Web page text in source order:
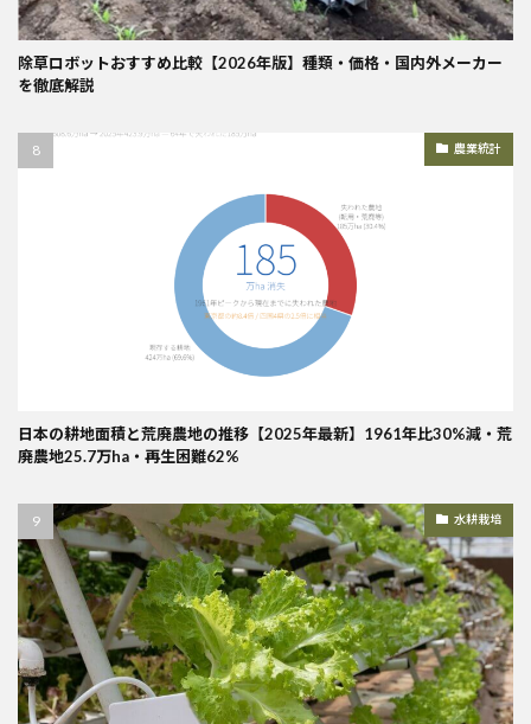
除草ロボットおすすめ比較【2026年版】種類・価格・国内外メーカー
を徹底解説
農業統計
日本の耕地面積と荒廃農地の推移【2025年最新】1961年比30%減・荒
廃農地25.7万ha・再生困難62%
水耕栽培